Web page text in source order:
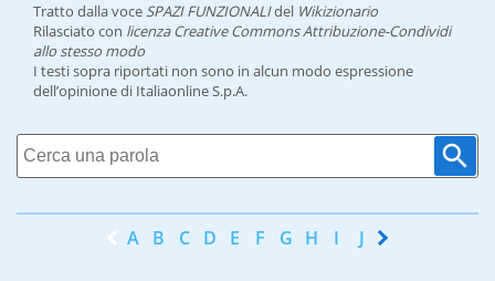
Tratto dalla voce SPAZI FUNZIONALIdel Wikizionario
Rilasciato con licenza Creative Commons Attribuzione-Condividi
allo stesso modo
I testi sopra riportati non sono in alcun modo espressione
dell’opinione di Italiaonline S.p.A.
A B C D E F G H I J K